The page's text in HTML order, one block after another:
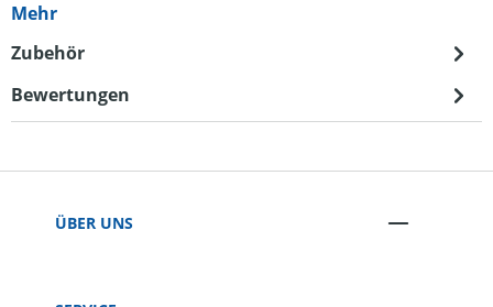
Mehr
Zubehör
Bewertungen
ÜBER UNS